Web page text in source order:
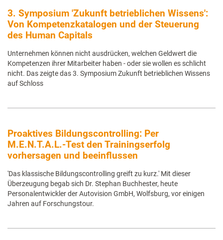
3. Symposium 'Zukunft betrieblichen Wissens':
Von Kompetenzkatalogen und der Steuerung
des Human Capitals
Unternehmen können nicht ausdrücken, welchen Geldwert die
Kompetenzen ihrer Mitarbeiter haben - oder sie wollen es schlicht
nicht. Das zeigte das 3. Symposium Zukunft betrieblichen Wissens
auf Schloss
Proaktives Bildungscontrolling: Per
M.E.N.T.A.L.-Test den Trainingserfolg
vorhersagen und beeinflussen
'Das klassische Bildungscontrolling greift zu kurz.' Mit dieser
Überzeugung begab sich Dr. Stephan Buchhester, heute
Personalentwickler der Autovision GmbH, Wolfsburg, vor einigen
Jahren auf Forschungstour.